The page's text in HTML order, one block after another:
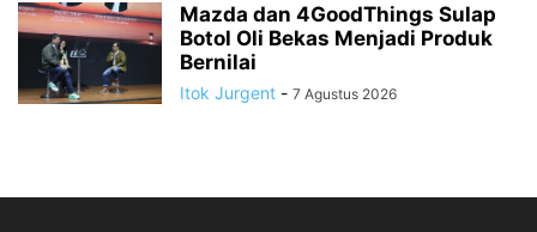
Mazda dan 4GoodThings Sulap
Botol Oli Bekas Menjadi Produk
Bernilai
Itok Jurgent - 7 Agustus 2026